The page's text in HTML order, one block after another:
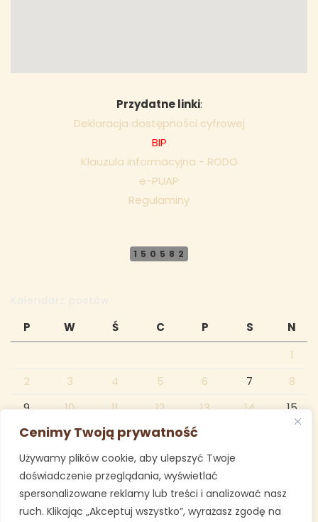
Cenimy Twoją prywatność
Używamy plików cookie, aby ulepszyć Twoje
doświadczenie przeglądania, wyświetlać
spersonalizowane reklamy lub treści i analizować nasz
ruch. Klikając „Akceptuj wszystko”, wyrażasz zgodę na
Przydatne linki:
Deklaracja dostępności cyfrowej
BIP
Klauzula informacyjna - RODO
e-PUAP
Regulaminy
150582
październik 2023
P W Ś C P S
N
1
2
3 4 5 6 7
8
9
10 11 12 13 14
15
16
17 18 19
23
24 25 26 27
31